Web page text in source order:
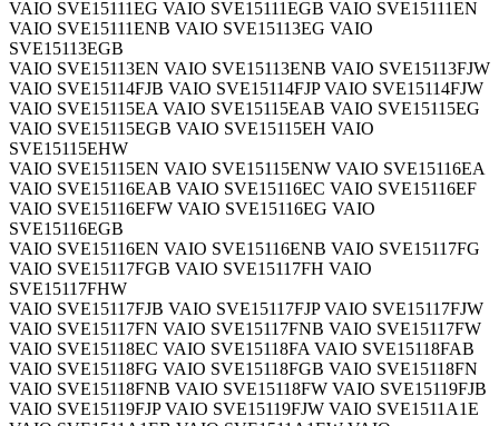
VAIO SVE15111EG VAIO SVE15111EGB VAIO SVE15111EN
VAIO SVE15111ENB VAIO SVE15113EG VAIO
SVE15113EGB
VAIO SVE15113EN VAIO SVE15113ENB VAIO SVE15113FJW
VAIO SVE15114FJB VAIO SVE15114FJP VAIO SVE15114FJW
VAIO SVE15115EA VAIO SVE15115EAB VAIO SVE15115EG
VAIO SVE15115EGB VAIO SVE15115EH VAIO
SVE15115EHW
VAIO SVE15115EN VAIO SVE15115ENW VAIO SVE15116EA
VAIO SVE15116EAB VAIO SVE15116EC VAIO SVE15116EF
VAIO SVE15116EFW VAIO SVE15116EG VAIO
SVE15116EGB
VAIO SVE15116EN VAIO SVE15116ENB VAIO SVE15117FG
VAIO SVE15117FGB VAIO SVE15117FH VAIO
SVE15117FHW
VAIO SVE15117FJB VAIO SVE15117FJP VAIO SVE15117FJW
VAIO SVE15117FN VAIO SVE15117FNB VAIO SVE15117FW
VAIO SVE15118EC VAIO SVE15118FA VAIO SVE15118FAB
VAIO SVE15118FG VAIO SVE15118FGB VAIO SVE15118FN
VAIO SVE15118FNB VAIO SVE15118FW VAIO SVE15119FJB
VAIO SVE15119FJP VAIO SVE15119FJW VAIO SVE1511A1E